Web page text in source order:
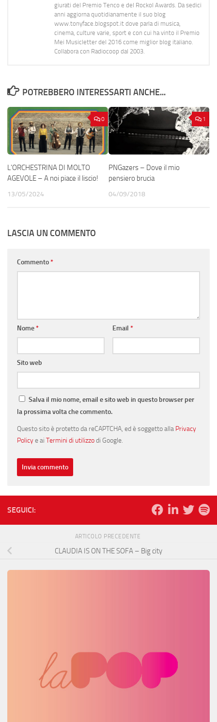
giurati del Premio Tenco e del Rockol Awards. Da sedici
anni aggiorna quotidianamente il suo blog
www.tonyface.blogspot.it dove parla di musica,
cinema, culture varie, sport e con cui ha vinto il Premio
Mei Musicletter del 2016 come miglior blog italiano.
Collabora con Radiocoop dal 2003.
POTREBBERO INTERESSARTI ANCHE...
0
L’ORCHESTRINA DI MOLTO
AGEVOLE – A noi piace il liscio!
13/05/2024
1
PNGazers – Dove il mio
pensiero brucia
04/09/2018
LASCIA UN COMMENTO
Commento*
Nome* Email *
Sito web
Salva il mio nome, email e sito web in questo browser per
la prossima volta che commento.
Questo sito è protetto da reCAPTCHA, ed è soggetto alla Privacy
Policye ai Termini di utilizzodi Google.
SEGUICI:
ARTICOLO PRECEDENTE
CLAUDIA IS ON THE SOFA – Big city